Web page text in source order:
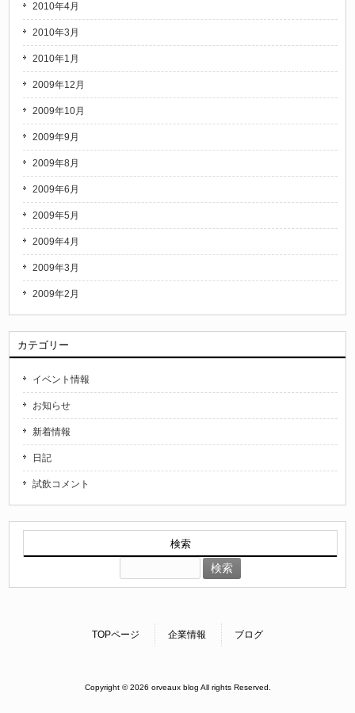
2010年4月
2010年3月
2010年1月
2009年12月
2009年10月
2009年9月
2009年8月
2009年6月
2009年5月
2009年4月
2009年3月
2009年2月
カテゴリー
イベント情報
お知らせ
新着情報
日記
試飲コメント
検索
索:
TOPページ 企業情報 ブログ
Copyright © 2026 orveaux blog All rights Reserved.